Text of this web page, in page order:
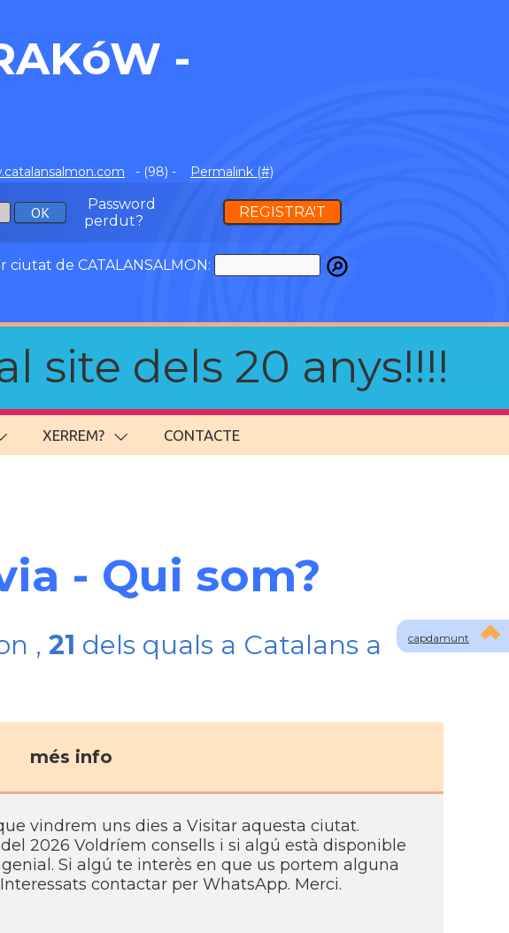
-
- (98) - Permalink (#)
Password
perdut?
REGISTRA'T
ciutat de CATALANSALMON:
site dels 20 anys!!!!
XERREM? CONTACTE
capdamunt
- Qui som?
, 21 dels quals a Catalans a
més info
vindrem uns dies a Visitar aquesta ciutat.
2026 Voldríem consells i si algú està disponible
Si algú te interès en que us portem alguna
contactar per WhatsApp. Merci.